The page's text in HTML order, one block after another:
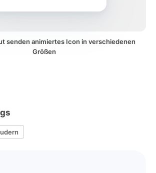
senden animiertes Icon in verschiedenen
Größen